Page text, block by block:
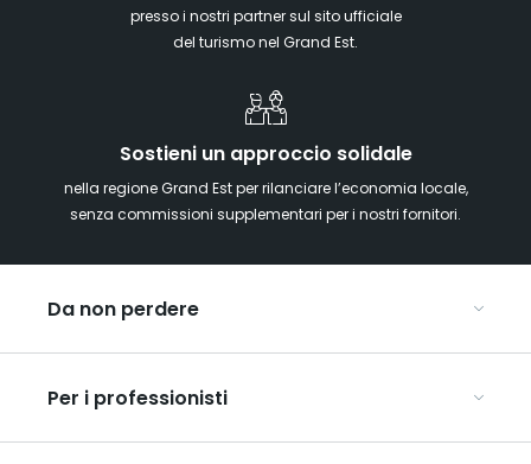
presso i nostri partner sul sito ufficiale
del turismo nel Grand Est.
Sostieni un approccio solidale
nella regione Grand Est per rilanciare l’economia locale,
senza commissioni supplementari per i nostri fornitori.
Da non perdere
Alsazia
Ardenne
Per i professionisti